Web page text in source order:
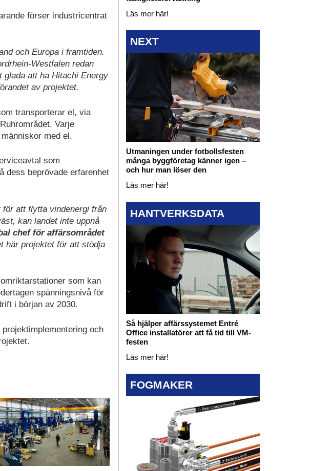
förser industricentrat
och Europa i framtiden.
Westfalen redan
glada att ha Hitachi Energy
av projektet.
transporterar el, via
Varje
med el.
som
dess beprövade erfarenhet
för att flytta vindenergi från
kan landet inte uppnå
chef för affärsområdet
här projektet för att stödja
som kan
spänningsnivå för
i början av 2030.
och
Läs mer här!
NEXT
Utmaningen under fotbollsfesten
många byggföretag känner igen –
och hur man löser den
Läs mer här!
HANTVERKSDATA
Så hjälper affärssystemet Entré
Office installatörer att få tid till VM-
festen
Läs mer här!
FOGMAKER